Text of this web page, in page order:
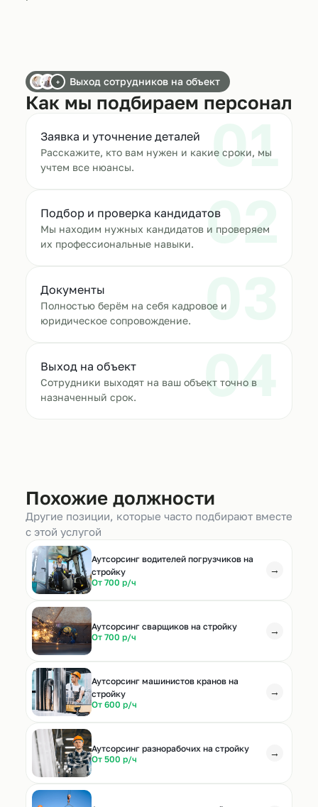
+ Выход сотрудников на объект
Как мы подбираем персонал
01
Заявка и уточнение деталей
Расскажите, кто вам нужен и какие сроки, мы
учтем все нюансы.
02
Подбор и проверка кандидатов
Мы находим нужных кандидатов и проверяем
их профессиональные навыки.
03
Документы
Полностью берём на себя кадровое и
юридическое сопровождение.
04
Выход на объект
Сотрудники выходят на ваш объект точно в
назначенный срок.
Похожие должности
Другие позиции, которые часто подбирают вместе
с этой услугой
Аутсорсинг водителей погрузчиков на
стройку
От 700 р/ч
→
Аутсорсинг сварщиков на стройку
От 700 р/ч
→
Аутсорсинг машинистов кранов на
стройку
От 600 р/ч
→
Аутсорсинг разнорабочих на стройку
От 500 р/ч
→